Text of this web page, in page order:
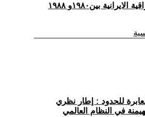
للحدود : إطار نظري
في النظام العالمي